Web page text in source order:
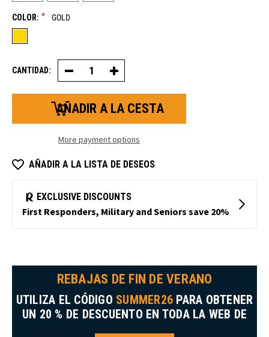
COLOR: * GOLD
CANTIDAD: Decrease
Quantity
of
Insulated
Cowhide
Guante
Increase
Quantity
of
Cowhide
Guante
More payment options
AÑADIR A LA LISTA DE DESEOS
REBAJAS DE FIN DE VERANO
UTILIZA EL CÓDIGO SUMMER26 PARA OBTENER
UN 20 % DE DESCUENTO EN TODA LA WEB DE